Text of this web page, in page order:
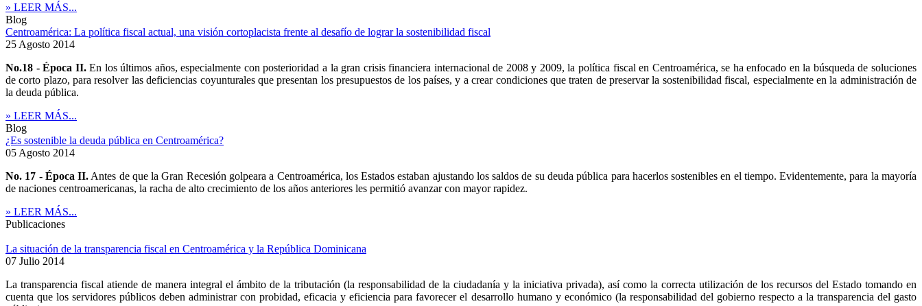
» LEER MÁS...
Blog
Centroamérica: La política fiscal actual, una visión cortoplacista frente al desafío de lograr la sostenibilidad fiscal
25 Agosto 2014
No.18 - Época II.En los últimos años, especialmente con posterioridad a la gran crisis financiera internacional de 2008 y 2009, la política fiscal en Centroamérica, se ha enfocado en la búsqueda de soluciones
de corto plazo, para resolver las deficiencias coyunturales que presentan los presupuestos de los países, y a crear condiciones que traten de preservar la sostenibilidad fiscal, especialmente en la administración de
la deuda pública.
» LEER MÁS...
Blog
¿Es sostenible la deuda pública en Centroamérica?
05 Agosto 2014
No. 17 - Época II. Antes de que la Gran Recesión golpeara a Centroamérica, los Estados estaban ajustando los saldos de su deuda pública para hacerlos sostenibles en el tiempo. Evidentemente, para la mayoría
de naciones centroamericanas, la racha de alto crecimiento de los años anteriores les permitió avanzar con mayor rapidez.
» LEER MÁS...
Publicaciones
La situación de la transparencia fiscal en Centroamérica y la República Dominicana
07 Julio 2014
La transparencia fiscal atiende de manera integral el ámbito de la tributación (la responsabilidad de la ciudadanía y la iniciativa privada), así como la correcta utilización de los recursos del Estado tomando en
cuenta que los servidores públicos deben administrar con probidad, eficacia y eficiencia para favorecer el desarrollo humano y económico (la responsabilidad del gobierno respecto a la transparencia del gasto